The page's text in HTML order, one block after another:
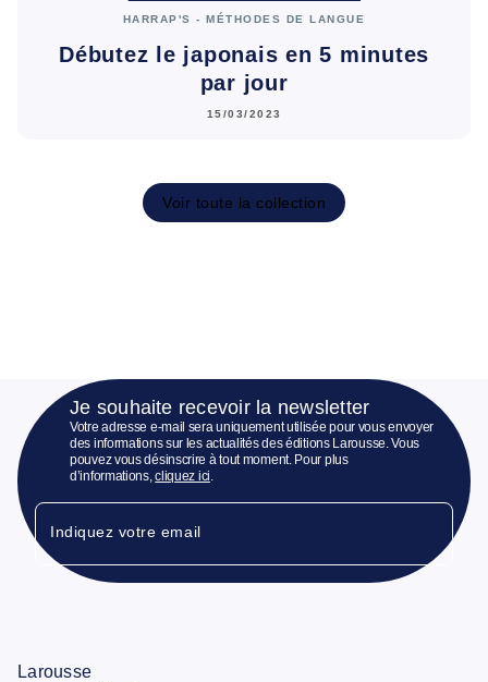
HARRAP'S - MÉTHODES DE LANGUE
Débutez le japonais en 5 minutes
par jour
15/03/2023
Voir toute la collection
Je souhaite recevoir la newsletter
Votre adresse e-mail sera uniquement utilisée pour vous envoyer
des informations sur les actualités des éditions Larousse. Vous
pouvez vous désinscrire à tout moment. Pour plus
d’informations,cliquez ici.
Indiquez votre email
Larousse